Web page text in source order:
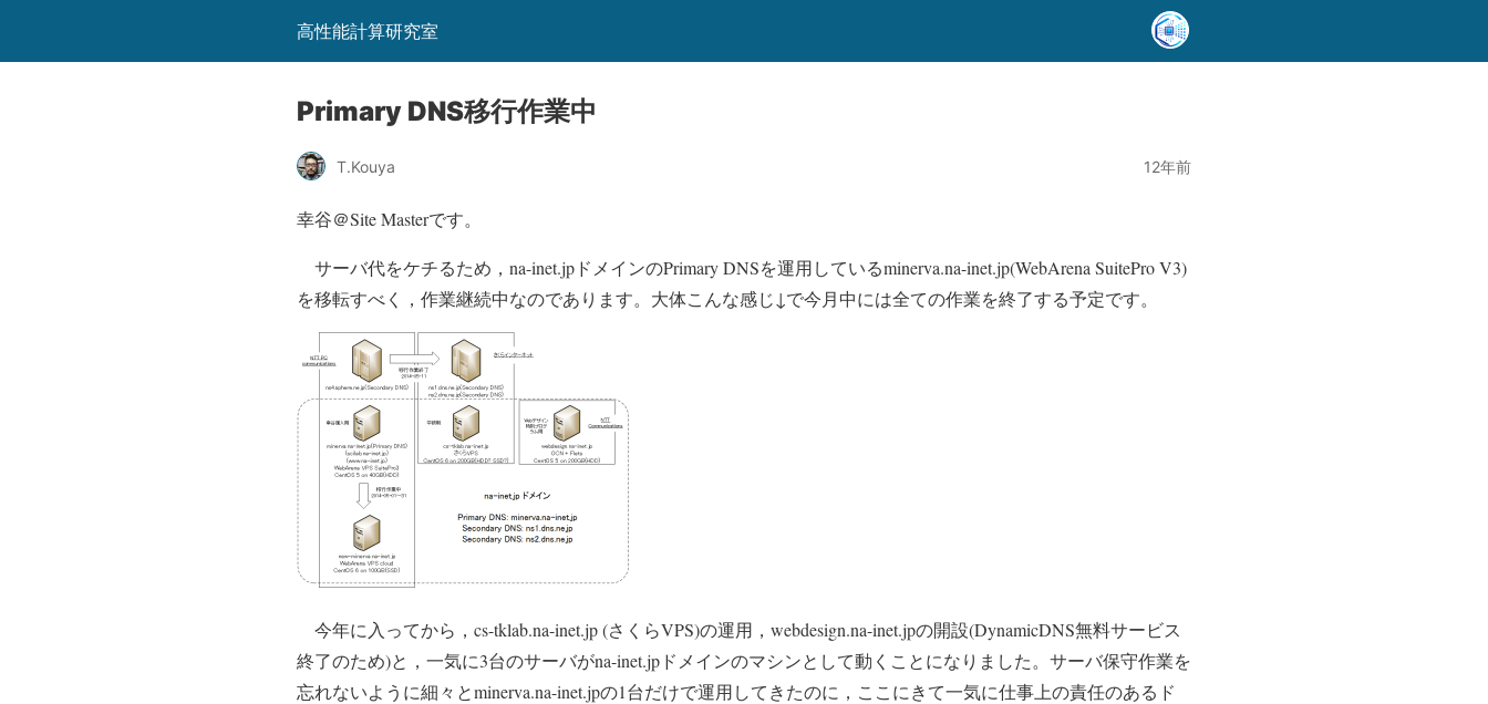
高性能計算研究室
Primary DNS移行作業中
T.Kouya 12年前
幸谷＠Site Masterです。
サーバ代をケチるため，na-inet.jpドメインのPrimary DNSを運用しているminerva.na-inet.jp(WebArena SuitePro V3)
を移転すべく，作業継続中なのであります。大体こんな感じ↓で今月中には全ての作業を終了する予定です。
今年に入ってから，cs-tklab.na-inet.jp (さくらVPS)の運用，webdesign.na-inet.jpの開設(DynamicDNS無料サービス
終了のため)と，一気に3台のサーバがna-inet.jpドメインのマシンとして動くことになりました。サーバ保守作業を
忘れないように細々とminerva.na-inet.jpの1台だけで運用してきたのに，ここにきて一気に仕事上の責任のあるド